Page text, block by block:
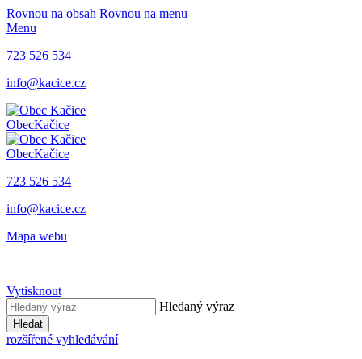
Rovnou na obsah Rovnou na menu
Menu
723 526 534
info@kacice.cz
ObecKačice
ObecKačice
723 526 534
info@kacice.cz
Mapa webu
Vytisknout
Hledaný výraz
Hledat
rozšířené vyhledávání